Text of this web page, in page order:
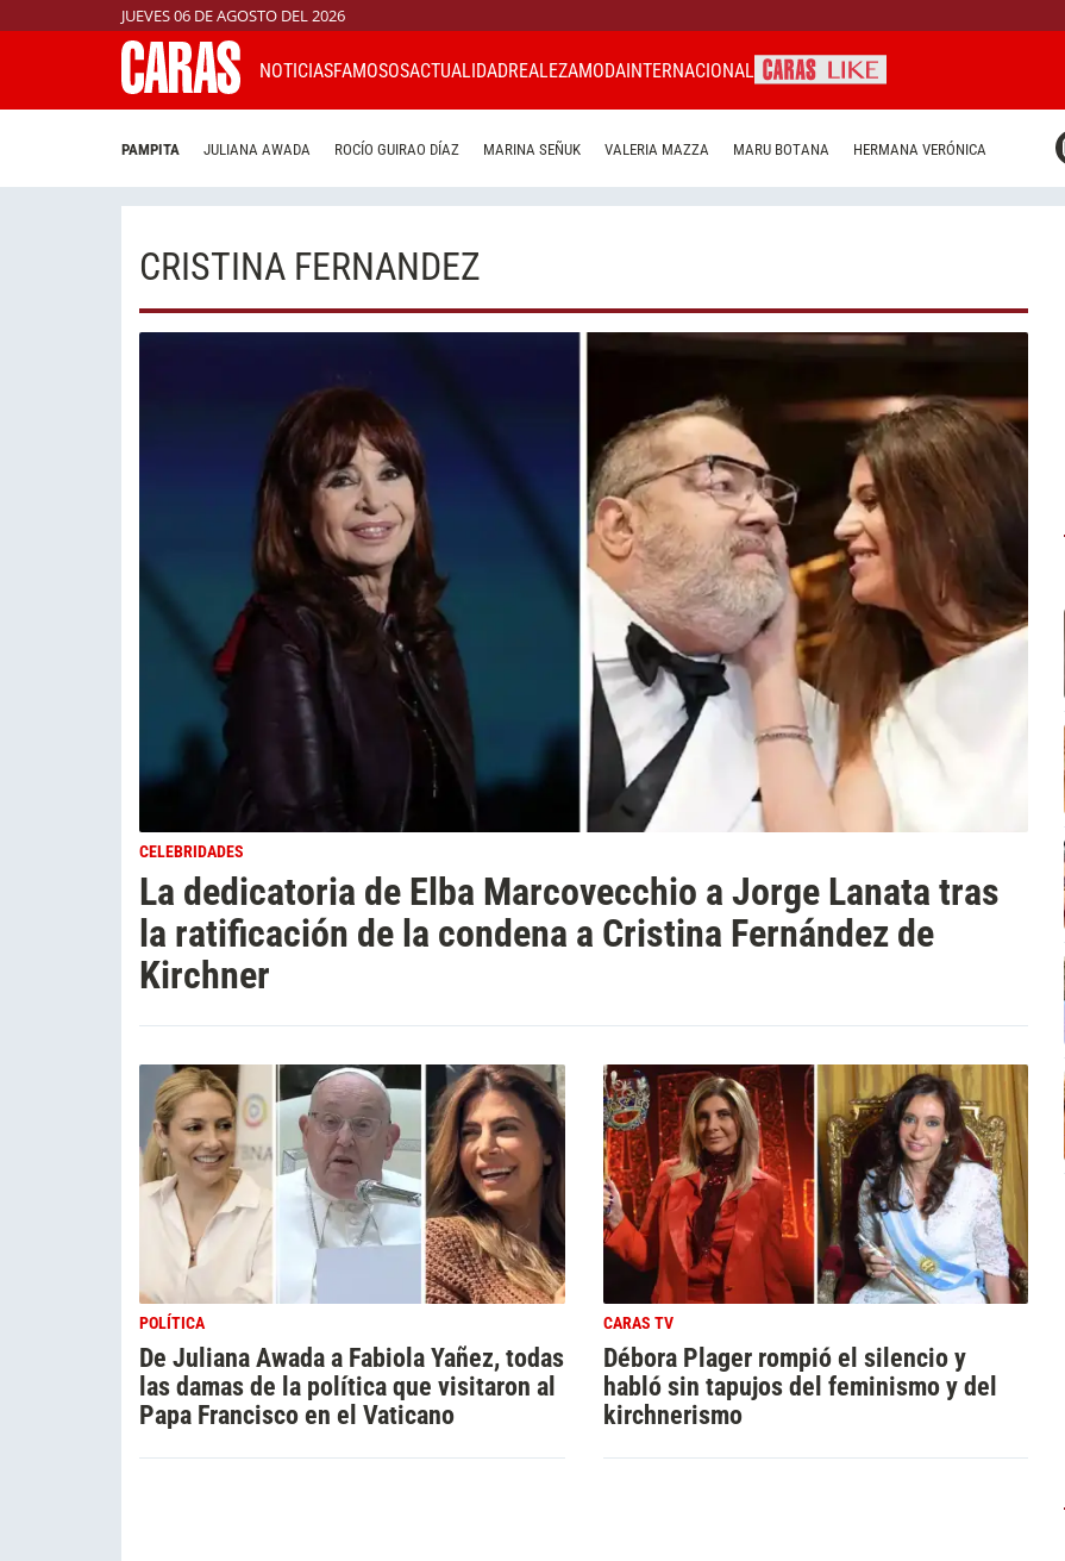
JUEVES 06 DE AGOSTO DEL 2026
NOTICIASFAMOSOSACTUALIDADREALEZAMODAINTERNACIONAL
PAMPITA JULIANA AWADA ROCÍO GUIRAO DÍAZ MARINA SEÑUK VALERIA MAZZA MARU BOTANA HERMANA VERÓNICA
CRISTINA FERNANDEZ
CELEBRIDADES
La dedicatoria de Elba Marcovecchio a Jorge Lanata tras
la ratificación de la condena a Cristina Fernández de
Kirchner
POLÍTICA
De Juliana Awada a Fabiola Yañez, todas
las damas de la política que visitaron al
Papa Francisco en el Vaticano
CARAS TV
Débora Plager rompió el silencio y
habló sin tapujos del feminismo y del
kirchnerismo